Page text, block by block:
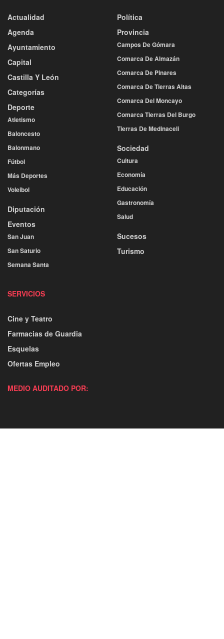
Actualidad
Agenda
Ayuntamiento
Capital
Castilla Y León
Categorías
Deporte
Atletismo
Baloncesto
Balonmano
Fútbol
Más Deportes
Voleibol
Diputación
Eventos
San Juan
San Saturio
Semana Santa
Política
Provincia
Campos De Gómara
Comarca De Almazán
Comarca De Pinares
Comarca De Tierras Altas
Comarca Del Moncayo
Comarca Tierras Del Burgo
Tierras De Medinaceli
Sociedad
Cultura
Economía
Educación
Gastronomía
Salud
Sucesos
Turismo
SERVICIOS
Cine y Teatro
Farmacias de Guardia
Esquelas
Ofertas Empleo
MEDIO AUDITADO POR: